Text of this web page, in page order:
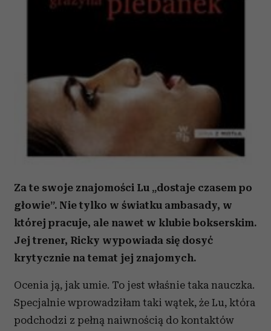
Za te swoje znajomości Lu „dostaje czasem po
głowie”. Nie tylko w światku ambasady, w
której pracuje, ale nawet w klubie bokserskim.
Jej trener, Ricky wypowiada się dosyć
krytycznie na temat jej znajomych.
Ocenia ją, jak umie. To jest właśnie taka nauczka.
Specjalnie wprowadziłam taki wątek, że Lu, która
podchodzi z pełną naiwnością do kontaktów